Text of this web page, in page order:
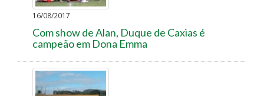
16/08/2017
Com show de Alan, Duque de Caxias é
campeão em Dona Emma